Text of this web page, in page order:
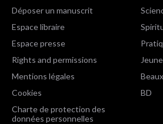
Déposer un manuscrit
Espace libraire
Espace presse
Rights and permissions
Mentions légales
Cookies
Charte de protection des
données personnelles
BD